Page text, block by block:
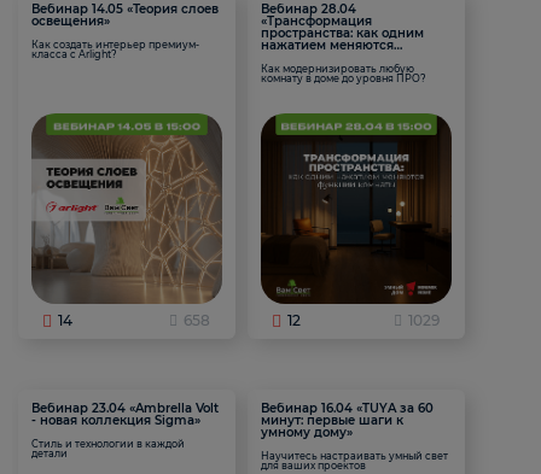
Вебинар 14.05 «Теория слоев
освещения»
Как создать интерьер премиум-
класса с Arlight?
14 658
Вебинар 28.04
«Трансформация
пространства: как одним
нажатием меняются
Как модернизировать любую
комнату в доме до уровня ПРО?
12 1029
Вебинар 23.04 «Ambrella Volt
- новая коллекция Sigma»
Стиль и технологии в каждой
детали
Вебинар 16.04 «TUYA за 60
минут: первые шаги к
умному дому»
Научитесь настраивать умный свет
для ваших проектов